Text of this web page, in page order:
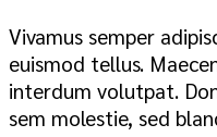
Vivamus semper
euismod tellus.
interdum volutpat.
sem molestie, sed